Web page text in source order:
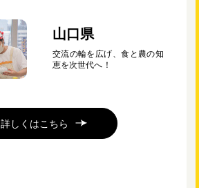
山口県
交流の輪を広げ、食と農の知
恵を次世代へ！
詳しくはこちら